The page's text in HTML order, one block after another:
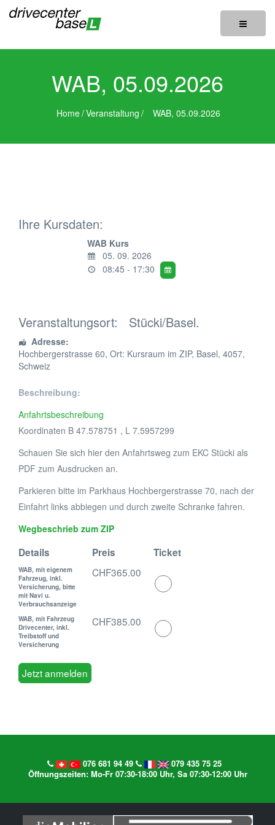
Toggle
WAB, 05.09.2026
Home/Veranstaltung / WAB, 05.09.2026
Ihre Kursdaten:
WAB Kurs
05. 09. 2026
08:45 - 17:30
Veranstaltungsort: Stücki/Basel.
Adresse:
Hochbergerstrasse 60, Ort: Kursraum im ZIP, Basel, 4057,
Schweiz
Beschreibung:
Anfahrtsbeschreibung
Koordinaten B 47.578751 , L 7.5957299
Schauen Sie sich hier den Anfahrtsweg zum EKC Stücki als
PDF zum Ausdrucken an.
Parkieren bitte im Parkhaus Hochbergerstrasse 70, nach der
Einfahrt links abbiegen und durch zweite Schranke fahren.
Wegbeschrieb zum ZIP
Details Preis Ticket
WAB, mit eigenem
Fahrzeug, inkl.
Versicherung, bitte
mit Navi u.
Verbrauchsanzeige
CHF365.00
Select
this
WAB, mit Fahrzeug
Drivecenter, inkl.
Treibstoff und
Versicherung
CHF385.00
Select
this
076 681 94 49
079 435 75 25
Öffnungszeiten: Mo-Fr 07:30-18:00 Uhr, Sa 07:30-12:00 Uhr